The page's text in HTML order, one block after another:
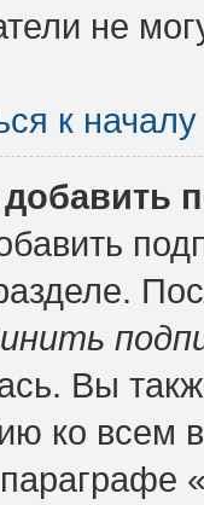
не
к началу
добавить
Вы
ко всем